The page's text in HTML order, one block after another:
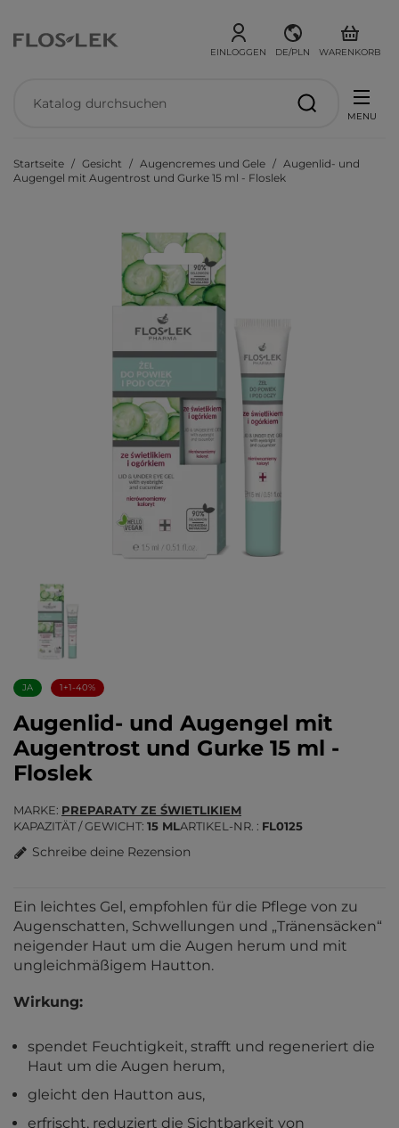
EINLOGGEN DE/PLN WARENKORB
MENU
Startseite Gesicht Augencremes und Gele
Augenlid- und
Augengel mit Augentrost und Gurke 15 ml - Floslek
JA 1+1-40%
Augenlid- und Augengel mit
Augentrost und Gurke 15 ml -
Floslek
MARKE PREPARATY ZE ŚWIETLIKIEM
KAPAZITÄT / GEWICHT 15 MLARTIKEL-NR. FL0125
Schreibe deine Rezension
Ein leichtes Gel, empfohlen für die Pflege von zu
Augenschatten, Schwellungen und „Tränensäcken“
neigender Haut um die Augen herum und mit
ungleichmäßigem Hautton.
Wirkung:
spendet Feuchtigkeit, strafft und regeneriert die
Haut um die Augen herum,
gleicht den Hautton aus,
erfrischt, reduziert die Sichtbarkeit von